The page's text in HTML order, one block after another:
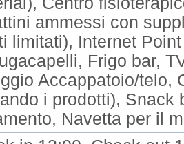
ammessi con
limitati), Internet
Frigo bar,
Accappatoio/telo,
i prodotti), Snack
Navetta per il